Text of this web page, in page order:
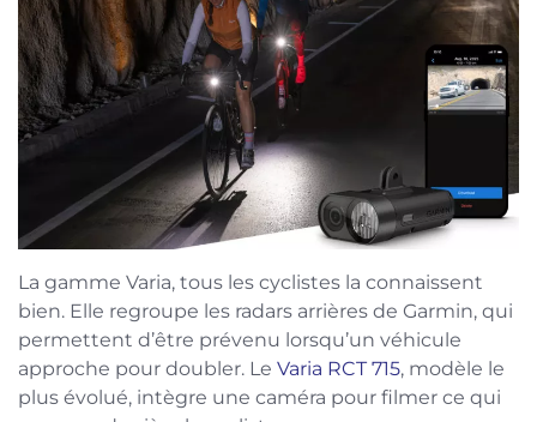
La gamme Varia, tous les cyclistes la connaissent
bien. Elle regroupe les radars arrières de Garmin, qui
permettent d’être prévenu lorsqu’un véhicule
approche pour doubler. Le Varia RCT 715, modèle le
plus évolué, intègre une caméra pour filmer ce qui